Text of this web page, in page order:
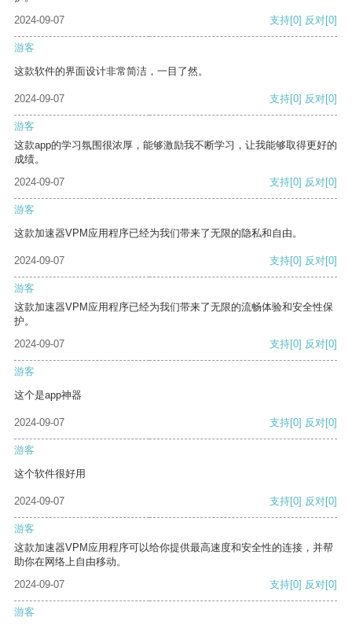
2024-09-07
支持[0] 反对[0]
游客
这款软件的界面设计非常简洁，一目了然。
2024-09-07 支持[0] 反对[0]
游客
这款app的学习氛围很浓厚，能够激励我不断学习，让我能够取得更好的
成绩。
2024-09-07
支持[0] 反对[0]
游客
这款加速器VPM应用程序已经为我们带来了无限的隐私和自由。
2024-09-07 支持[0] 反对[0]
游客
这款加速器VPM应用程序已经为我们带来了无限的流畅体验和安全性保
护。
2024-09-07
支持[0] 反对[0]
游客
这个是app神器
2024-09-07 支持[0] 反对[0]
游客
这个软件很好用
2024-09-07 支持[0] 反对[0]
游客
这款加速器VPM应用程序可以给你提供最高速度和安全性的连接，并帮
助你在网络上自由移动。
2024-09-07
支持[0] 反对[0]
游客